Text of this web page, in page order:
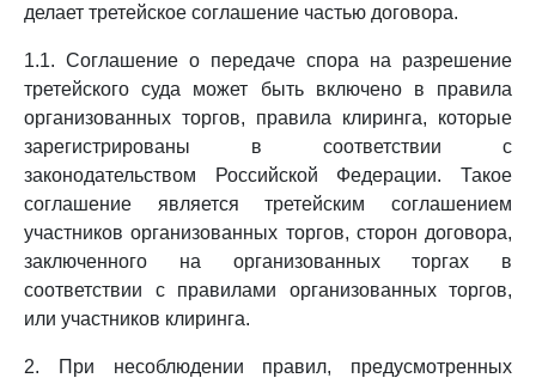
делает третейское соглашение частью договора.
1.1. Соглашение о передаче спора на разрешение
третейского суда может быть включено в правила
организованных торгов, правила клиринга, которые
зарегистрированы в соответствии с
законодательством Российской Федерации. Такое
соглашение является третейским соглашением
участников организованных торгов, сторон договора,
заключенного на организованных торгах в
соответствии с правилами организованных торгов,
или участников клиринга.
2. При несоблюдении правил, предусмотренных